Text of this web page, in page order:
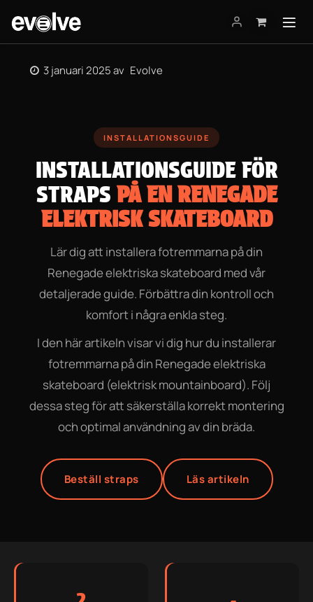
3 januari 2025 av Evolve
INSTALLATIONSGUIDE
INSTALLATIONSGUIDE FÖR
STRAPS PÅ EN RENEGADE
ELEKTRISK SKATEBOARD
Lär dig att installera fotremmarna på din
Renegade elektriska skateboard med vår
detaljerade guide. Förbättra din kontroll och
komfort i några enkla steg.
I den här artikeln visar vi dig hur du installerar
fotremmarna på din Renegade elektriska
skateboard (elektrisk mountainboard). Följ
dessa steg för att säkerställa korrekt montering
och optimal användning av din bräda.
Beställ straps Läs artikeln